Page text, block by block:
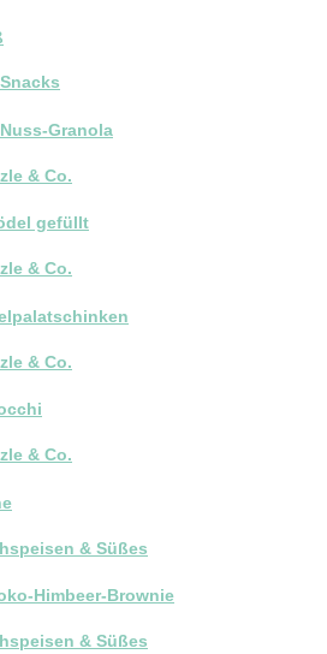
Granola
& Co.
gefüllt
& Co.
& Co.
& Co.
& Süßes
Himbeer-Brownie
& Süßes